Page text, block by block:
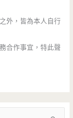
外，皆為本人自行
合作事宜，特此聲